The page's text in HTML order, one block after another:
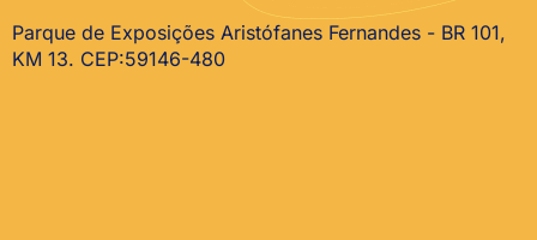
Parque de Exposições Aristófanes Fernandes - BR 101,
KM 13. CEP:59146-480